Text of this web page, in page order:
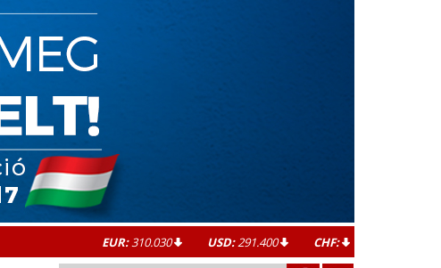
EUR:310.030 USD:291.400 CHF: